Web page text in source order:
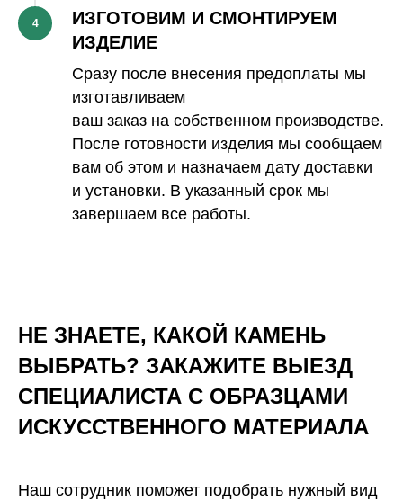
4
ИЗГОТОВИМ И СМОНТИРУЕМ
ИЗДЕЛИЕ
Сразу после внесения предоплаты мы
изготавливаем
ваш заказ на собственном производстве.
После готовности изделия мы сообщаем
вам об этом и назначаем дату доставки
и установки. В указанный срок мы
завершаем все работы.
НЕ ЗНАЕТЕ, КАКОЙ КАМЕНЬ
ВЫБРАТЬ? ЗАКАЖИТЕ ВЫЕЗД
СПЕЦИАЛИСТА С ОБРАЗЦАМИ
ИСКУССТВЕННОГО МАТЕРИАЛА
Наш сотрудник поможет подобрать нужный вид